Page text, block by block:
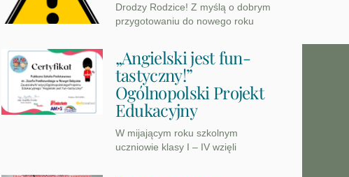
Drodzy Rodzice! Z myślą o dobrym
przygotowaniu do nowego roku
„Angielski jest fun-
tastyczny!”
Ogólnopolski Projekt
Edukacyjny
W mijającym roku szkolnym
uczniowie klasy I – IV wzięli